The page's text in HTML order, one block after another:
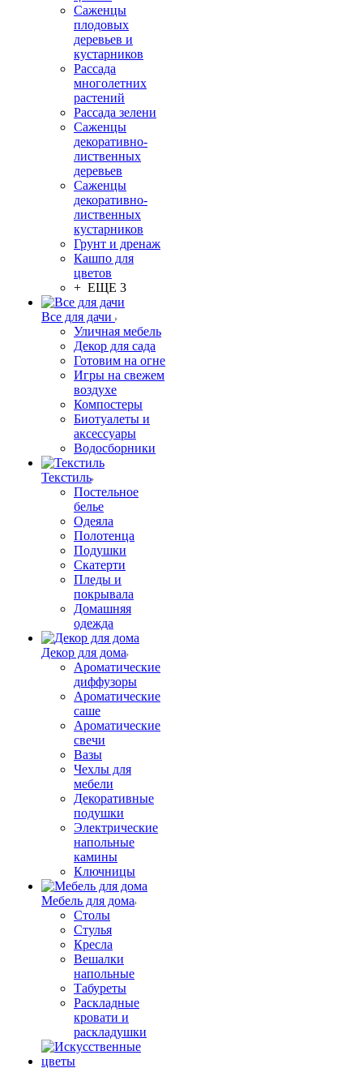
Саженцы
плодовых
деревьев и
кустарников
Рассада
многолетних
растений
Рассада зелени
Саженцы
декоративно-
лиственных
деревьев
Саженцы
декоративно-
лиственных
кустарников
Грунт и дренаж
Кашпо для
цветов
+ ЕЩЕ 3
Все для дачи
Уличная мебель
Декор для сада
Готовим на огне
Игры на свежем
воздухе
Компостеры
Биотуалеты и
аксессуары
Водосборники
Текстиль
Постельное
белье
Одеяла
Полотенца
Подушки
Скатерти
Пледы и
покрывала
Домашняя
одежда
Декор для дома
Ароматические
диффузоры
Ароматические
саше
Ароматические
свечи
Вазы
Чехлы для
мебели
Декоративные
подушки
Электрические
напольные
камины
Ключницы
Мебель для дома
Столы
Стулья
Кресла
Вешалки
напольные
Табуреты
Раскладные
кровати и
раскладушки